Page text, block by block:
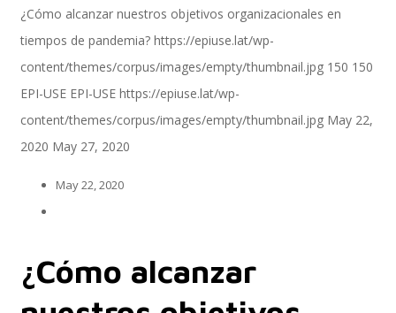
SAP S/4 HANA
EPI-US4HANA
¿Cómo alcanzar nuestros objetivos organizacionales en
tiempos de pandemia? https://epiuse.lat/wp-
content/themes/corpus/images/empty/thumbnail.jpg 150 150
EPI-USE EPI-USE https://epiuse.lat/wp-
content/themes/corpus/images/empty/thumbnail.jpg May 22,
2020 May 27, 2020
May 22, 2020
¿Cómo alcanzar